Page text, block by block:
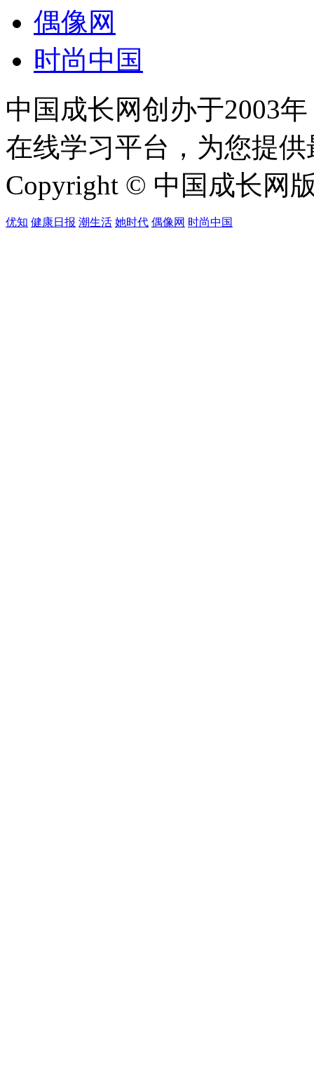
偶像网
时尚中国
中国成长网创办于2003
在线学习平台，为您提
Copyright © 中国成长网
优知 健康日报 潮生活 她时代 偶像网 时尚中国